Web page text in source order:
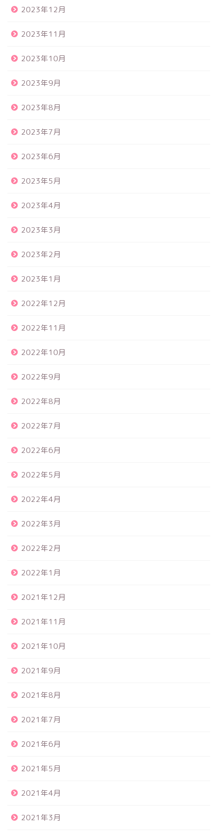
2023年12月
2023年11月
2023年10月
2023年9月
2023年8月
2023年7月
2023年6月
2023年5月
2023年4月
2023年3月
2023年2月
2023年1月
2022年12月
2022年11月
2022年10月
2022年9月
2022年8月
2022年7月
2022年6月
2022年5月
2022年4月
2022年3月
2022年2月
2022年1月
2021年12月
2021年11月
2021年10月
2021年9月
2021年8月
2021年7月
2021年6月
2021年5月
2021年4月
2021年3月